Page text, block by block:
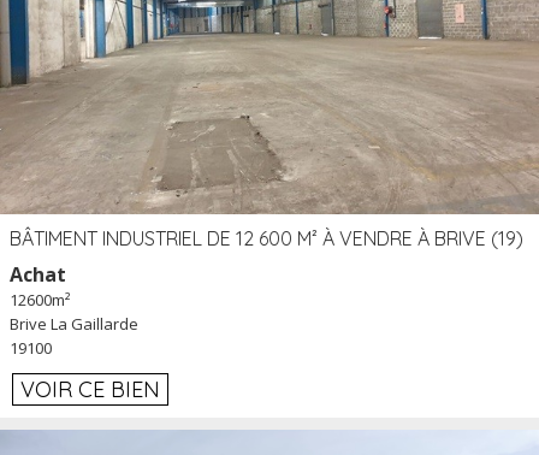
BÂTIMENT INDUSTRIEL DE 12 600 M² À VENDRE À BRIVE (19)
Achat
12600m²
Brive La Gaillarde
19100
VOIR CE BIEN